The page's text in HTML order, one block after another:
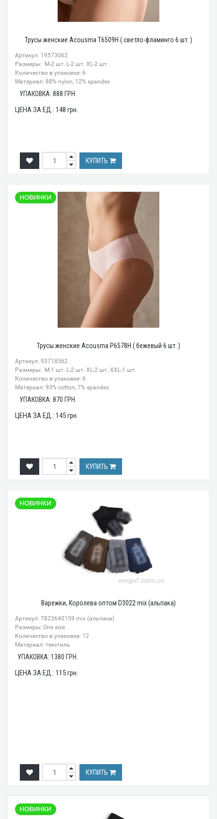
Трусы женские Acousma T6509H ( светло-фламинго 6 шт. )
Артикул: 19573062
Размеры: M-2 шт. L-2 шт. XL-2 шт.
Количество в упаковке: 6
Материал: 88% nylon, 12% spandex
УПАКОВКА: 888 ГРН.
ЦЕНА ЗА ЕД.: 148 грн.
КУПИТЬ
Трусы женские Acousma P6578H ( бежевый 6 шт. )
Артикул: 93718562
Размеры: M-1 шт. L-2 шт. XL-2 шт. XXL-1 шт.
Количество в упаковке: 6
Материал: 93% cotton, 7% spandex
УПАКОВКА: 870 ГРН.
ЦЕНА ЗА ЕД.: 145грн.
КУПИТЬ
Варежки, Королева оптом D3022 mix (альпака)
Артикул: 7823640159 mix (альпака)
Размеры: One size
Количество в упаковке: 12
Материал: текстиль
УПАКОВКА: 1380 ГРН.
ЦЕНА ЗА ЕД.: 115грн.
КУПИТЬ